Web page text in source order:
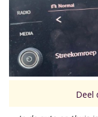
Deel